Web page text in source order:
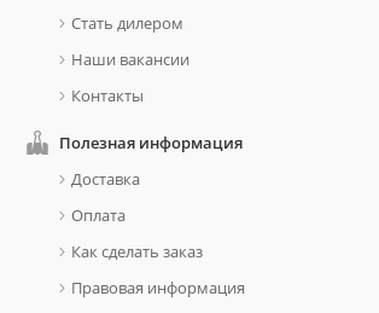
Стать дилером
Наши вакансии
Контакты
Полезная информация
Доставка
Оплата
Как сделать заказ
Правовая информация